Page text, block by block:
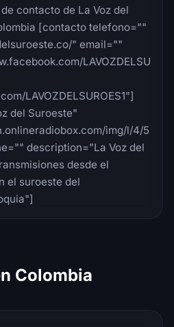
contacto de La Voz del
[contacto telefono=""
" email=""
LAVOZDELSU
LAVOZDELSUROES1"]
del Suroeste"
img/l/4/5
description="La Voz del
desde el
el suroeste del
Colombia